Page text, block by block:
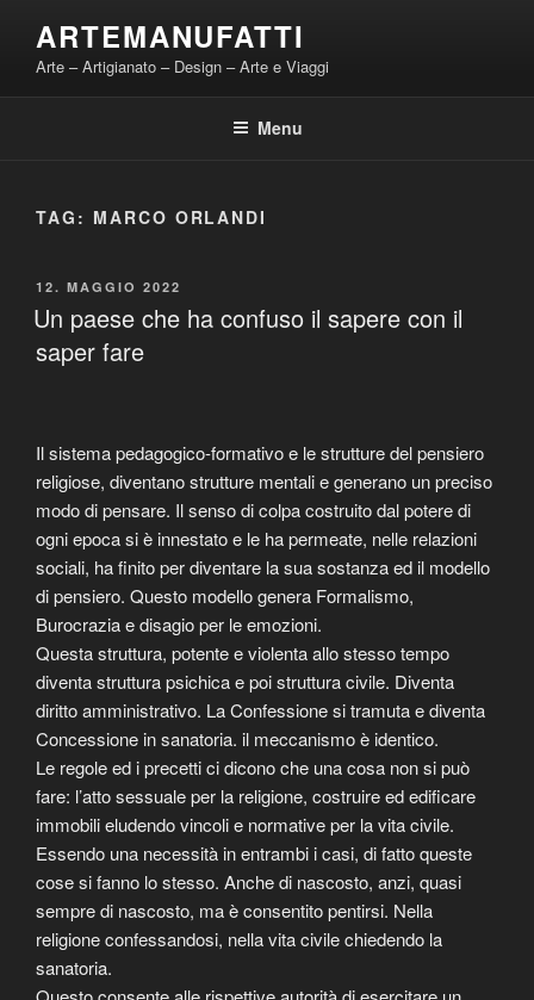
contenuto
ARTEMANUFATTI
Arte – Artigianato – Design – Arte e Viaggi
Menu
TAG: MARCO ORLANDI
PUBBLICATO
IL
12. MAGGIO 2022
Un paese che ha confuso il sapere con il
saper fare
Il sistema pedagogico-formativo e le strutture del pensiero
religiose, diventano strutture mentali e generano un preciso
modo di pensare. Il senso di colpa costruito dal potere di
ogni epoca si è innestato e le ha permeate, nelle relazioni
sociali, ha finito per diventare la sua sostanza ed il modello
di pensiero. Questo modello genera Formalismo,
Burocrazia e disagio per le emozioni.
Questa struttura, potente e violenta allo stesso tempo
diventa struttura psichica e poi struttura civile. Diventa
diritto amministrativo. La Confessione si tramuta e diventa
Concessione in sanatoria. il meccanismo è identico.
Le regole ed i precetti ci dicono che una cosa non si può
fare: l’atto sessuale per la religione, costruire ed edificare
immobili eludendo vincoli e normative per la vita civile.
Essendo una necessità in entrambi i casi, di fatto queste
cose si fanno lo stesso. Anche di nascosto, anzi, quasi
sempre di nascosto, ma è consentito pentirsi. Nella
religione confessandosi, nella vita civile chiedendo la
sanatoria.